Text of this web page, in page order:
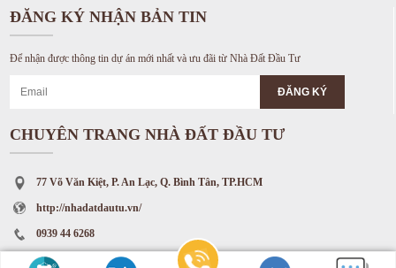
ĐĂNG KÝ NHẬN BẢN TIN
Để nhận được thông tin dự án mới nhất và ưu đãi từ Nhà Đất Đầu Tư
CHUYÊN TRANG NHÀ ĐẤT ĐẦU TƯ
77 Võ Văn Kiệt, P. An Lạc, Q. Bình Tân, TP.HCM
http://nhadatdautu.vn/
0939 44 6268
info.nddt@gmai.com